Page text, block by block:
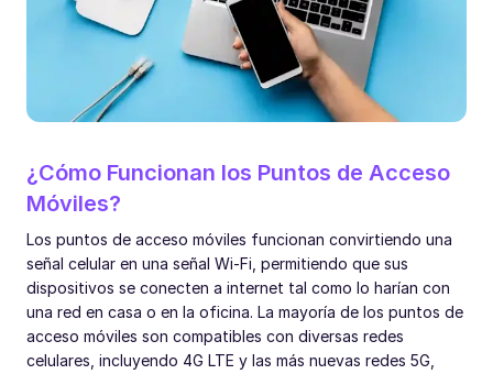
¿Cómo Funcionan los Puntos de Acceso
Móviles?
Los puntos de acceso móviles funcionan convirtiendo una
señal celular en una señal Wi-Fi, permitiendo que sus
dispositivos se conecten a internet tal como lo harían con
una red en casa o en la oficina. La mayoría de los puntos de
acceso móviles son compatibles con diversas redes
celulares, incluyendo 4G LTE y las más nuevas redes 5G,